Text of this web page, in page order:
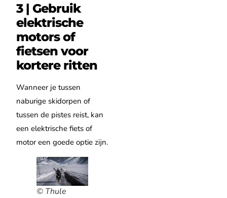
3 | Gebruik
elektrische
motors of
fietsen voor
kortere ritten
Wanneer je tussen
naburige skidorpen of
tussen de pistes reist, kan
een elektrische fiets of
motor een goede optie zijn.
© Thule